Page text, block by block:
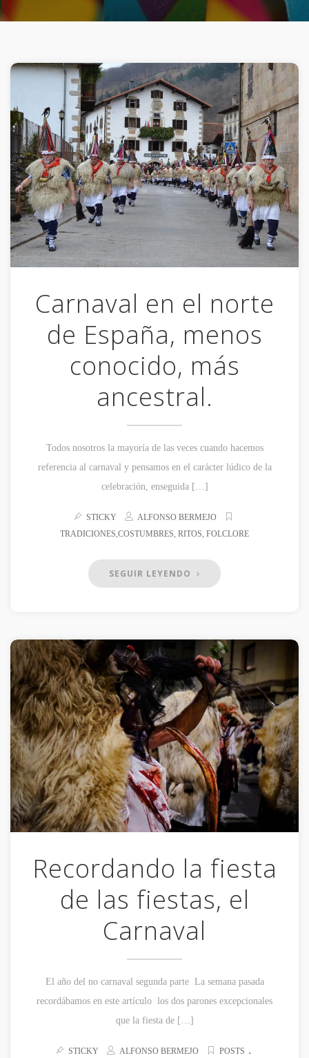
Carnaval en el norte
de España, menos
conocido, más
ancestral.
Todos nosotros la mayoría de las veces cuando hacemos
referencia al carnaval y pensamos en el carácter lúdico de la
celebración, enseguida […]
STICKY
ALFONSO BERMEJO
TRADICIONES,COSTUMBRES, RITOS, FOLCLORE
SEGUIR LEYENDO
Recordando la fiesta
de las fiestas, el
Carnaval
El año del no carnaval segunda parte La semana pasada
recordábamos en este artículo los dos parones excepcionales
que la fiesta de […]
STICKY ALFONSO BERMEJO POSTS .